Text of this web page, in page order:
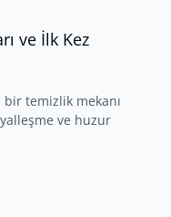
ve İlk Kez
temizlik mekanı
ve huzur